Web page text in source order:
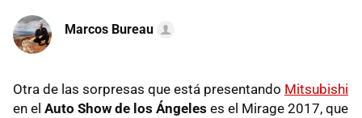
Marcos Bureau
Otra de las sorpresas que está presentando Mitsubishi
en el Auto Show de los Ángeles es el Mirage 2017, que